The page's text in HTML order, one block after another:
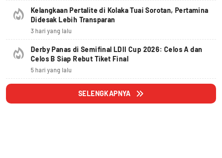
Kelangkaan Pertalite di Kolaka Tuai Sorotan, Pertamina
Didesak Lebih Transparan
3 hari yang lalu
Derby Panas di Semifinal LDII Cup 2026: Celos A dan
Celos B Siap Rebut Tiket Final
5 hari yang lalu
SELENGKAPNYA